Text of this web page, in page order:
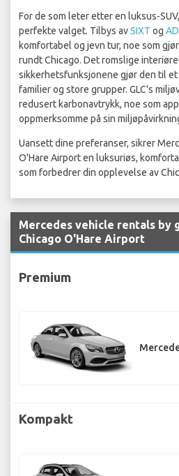
For de som leter etter en luksus-
perfekte valget. Tilbys avSIXT og
komfortabel og jevn tur, noe som
rundt Chicago. Det romslige
sikkerhetsfunksjonene gjør den til
familier og store grupper. GLC's
redusert karbonavtrykk, noe som
oppmerksomme på sin
Uansett dine preferanser, sikrer
O'Hare Airport en luksuriøs,
som forbedrer din opplevelse av
Mercedes vehicle rentals by
Chicago O'Hare Airport
Premium
Kompakt